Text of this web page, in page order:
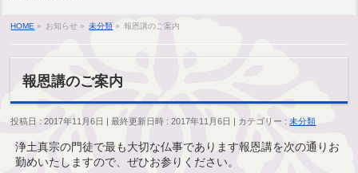
HOME » お知らせ » 未分類 » 報恩講のご案内
報恩講のご案内
投稿日 : 2017年11月6日 最終更新日時 : 2017年11月6日 カテゴリー :未分類
浄土真宗の門徒で最も大切な仏事であります報恩講を次の通りお
勤めいたしますので、ぜひお参りください。